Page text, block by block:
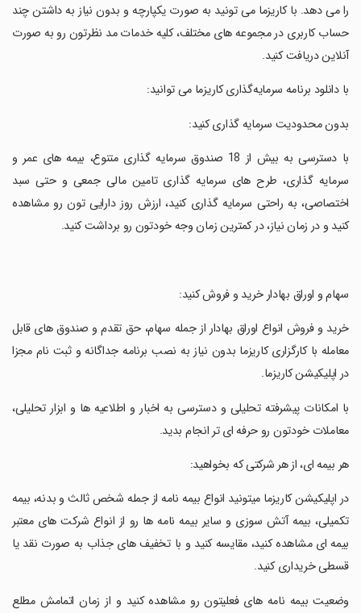
را می دهد. با کاریزما می تونید به صورت یکپارچه و بدون نیاز به داشتن چند
حساب کاربری در مجموعه های مختلف، کلیه خدمات مد نظرتون رو به صورت
آنلاین دریافت کنید.
‏با دانلود برنامه سرمایه‌گذاری کاریزما می توانید:
‏بدون محدودیت سرمایه گذاری کنید:
‏با دسترسی به بیش از 18 صندوق سرمایه گذاری متنوع، بیمه های عمر و
سرمایه گذاری، طرح های سرمایه گذاری تامین مالی جمعی و حتی سبد
اختصاصی، به راحتی سرمایه گذاری کنید، ارزش روز دارایی تون رو مشاهده
کنید و در زمان نیاز، در کمترین زمان وجه خودتون رو برداشت کنید.
‏سهام و اوراق بهادار خرید و فروش کنید:
‏خرید و فروش انواع اوراق بهادار از جمله سهام، حق تقدم و صندوق های قابل
معامله با کارگزاری کاریزما بدون نیاز به نصب برنامه جداگانه و ثبت نام مجزا
در اپلیکیشن کاریزما.
‏با امکانات پیشرفته تحلیلی و دسترسی به اخبار و اطلاعیه ها و ابزار تحلیلی،
معاملات خودتون رو حرفه ای تر انجام بدید.
‏هر بیمه ای، از هر شرکتی که بخواهید:
‏در اپلیکیشن کاریزما میتونید انواع بیمه نامه از جمله شخص ثالث و بدنه، بیمه
تکمیلی، بیمه آتش سوزی و سایر بیمه نامه ها رو از انواع شرکت های معتبر
بیمه ای مشاهده کنید، مقایسه کنید و با تخفیف های جذاب به صورت نقد یا
قسطی خریداری کنید.
‏وضعیت بیمه نامه های فعلیتون رو مشاهده کنید و از زمان اتمامش مطلع